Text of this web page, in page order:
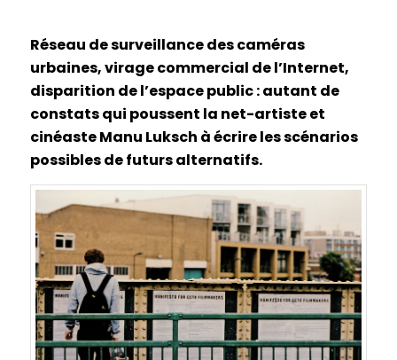
Réseau de surveillance des caméras
urbaines, virage commercial de l’Internet,
disparition de l’espace public : autant de
constats qui poussent la net-artiste et
cinéaste Manu Luksch à écrire les scénarios
possibles de futurs alternatifs.